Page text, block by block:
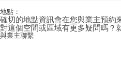
地點：
確切的地點資訊會在您與業主預約
對這個空間或區域有更多疑問嗎？
與業主聯繫